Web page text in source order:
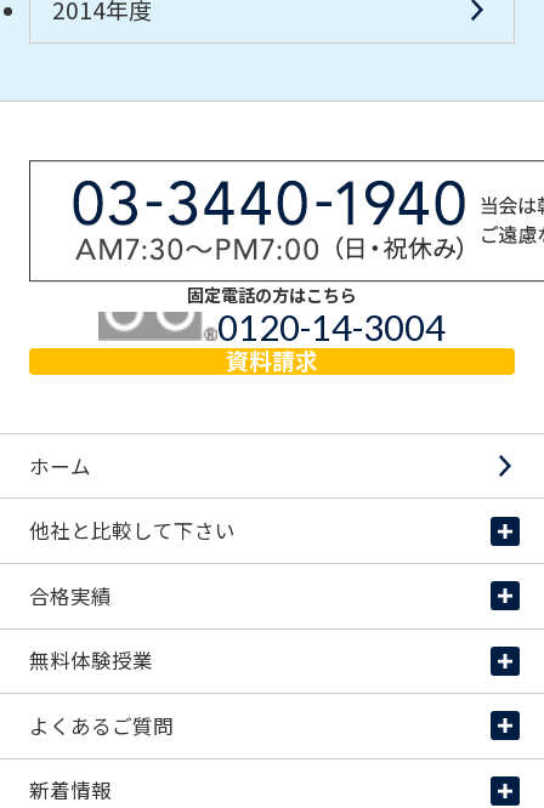
2014年度
固定電話の方はこちら
フリーダイヤル
0120-14-3004
資料請求
ホーム
他社と比較して下さい
他社と比較して下さい
中学受験専門のプロ家庭教師紹介
合格実績
合格実績
合格者の喜びの声
無料体験授業
無料体験授業
料金情報
よくあるご質問
よくあるご質問
新着情報